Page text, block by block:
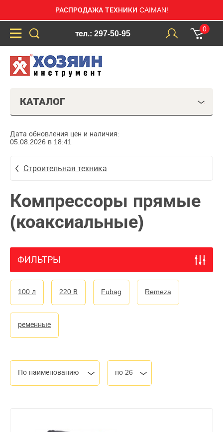
РАСПРОДАЖА ТЕХНИКИ CAIMAN!
тел.: 297-50-95
0
КАТАЛОГ
Дата обновления цен и наличия:
05.08.2026 в 18:41
Строительная техника
Компрессоры прямые
(коаксиальные)
ФИЛЬТРЫ
100 л 220 В Fubag Remeza
ременные
По наименованию по 26